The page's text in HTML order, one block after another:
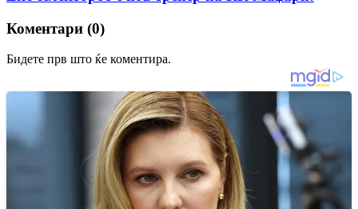
Коментари (0)
Бидете прв што ќе коментира.